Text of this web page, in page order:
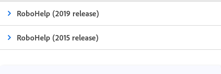
RoboHelp (2019 release)
RoboHelp (2015 release)